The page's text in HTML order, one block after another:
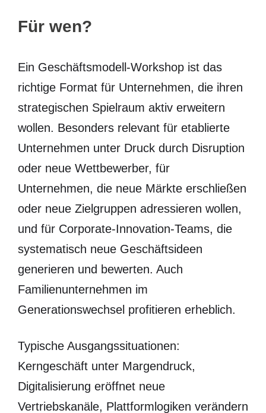
Für wen?
Ein Geschäftsmodell-Workshop ist das
richtige Format für Unternehmen, die ihren
strategischen Spielraum aktiv erweitern
wollen. Besonders relevant für etablierte
Unternehmen unter Druck durch Disruption
oder neue Wettbewerber, für
Unternehmen, die neue Märkte erschließen
oder neue Zielgruppen adressieren wollen,
und für Corporate-Innovation-Teams, die
systematisch neue Geschäftsideen
generieren und bewerten. Auch
Familienunternehmen im
Generationswechsel profitieren erheblich.
Typische Ausgangssituationen:
Kerngeschäft unter Margendruck,
Digitalisierung eröffnet neue
Vertriebskanäle, Plattformlogiken verändern